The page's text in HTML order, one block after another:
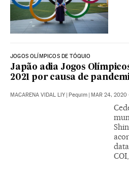
JOGOS OLÍMPICOS DE TÓQUIO
Japão adia Jogos
2021 por causa de
MACARENA VIDAL LIY | Pequim | MAR 24, 2020